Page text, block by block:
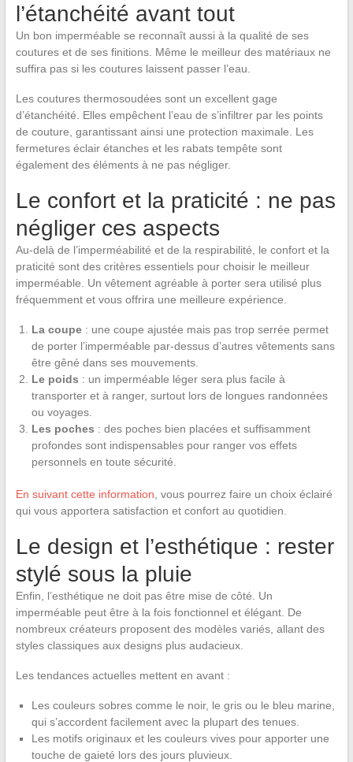
l’étanchéité avant tout
Un bon imperméable se reconnaît aussi à la qualité de ses
coutures et de ses finitions. Même le meilleur des matériaux ne
suffira pas si les coutures laissent passer l’eau.
Les coutures thermosoudées sont un excellent gage
d’étanchéité. Elles empêchent l’eau de s’infiltrer par les points
de couture, garantissant ainsi une protection maximale. Les
fermetures éclair étanches et les rabats tempête sont
également des éléments à ne pas négliger.
Le confort et la praticité : ne pas
négliger ces aspects
Au-delà de l’imperméabilité et de la respirabilité, le confort et la
praticité sont des critères essentiels pour choisir le meilleur
imperméable. Un vêtement agréable à porter sera utilisé plus
fréquemment et vous offrira une meilleure expérience.
La coupe: une coupe ajustée mais pas trop serrée permet
de porter l’imperméable par-dessus d’autres vêtements sans
être gêné dans ses mouvements.
Le poids : un imperméable léger sera plus facile à
transporter et à ranger, surtout lors de longues randonnées
ou voyages.
Les poches : des poches bien placées et suffisamment
profondes sont indispensables pour ranger vos effets
personnels en toute sécurité.
En suivant cette information , vous pourrez faire un choix éclairé
qui vous apportera satisfaction et confort au quotidien.
Le design et l’esthétique : rester
stylé sous la pluie
Enfin, l’esthétique ne doit pas être mise de côté. Un
imperméable peut être à la fois fonctionnel et élégant. De
nombreux créateurs proposent des modèles variés, allant des
styles classiques aux designs plus audacieux.
Les tendances actuelles mettent en avant :
Les couleurs sobres comme le noir, le gris ou le bleu marine,
qui s’accordent facilement avec la plupart des tenues.
Les motifs originaux et les couleurs vives pour apporter une
touche de gaieté lors des jours pluvieux.